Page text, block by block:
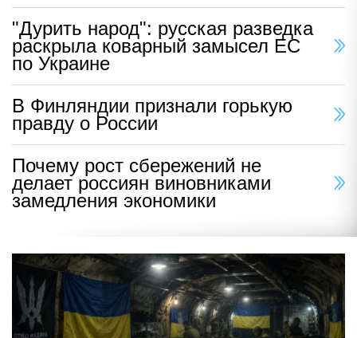
"Дурить народ": русская разведка
раскрыла коварный замысел ЕС
по Украине
В Финляндии признали горькую
правду о России
Почему рост сбережений не
делает россиян виновниками
замедления экономики